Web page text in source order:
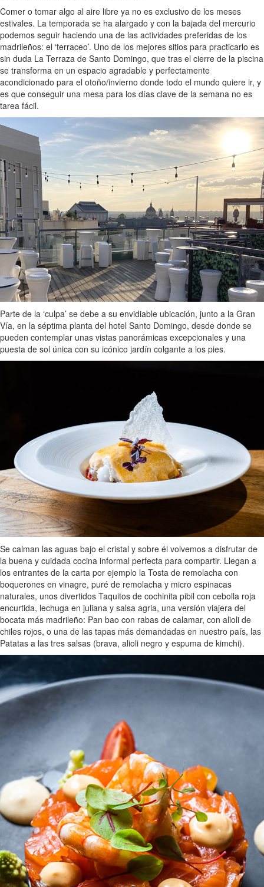
Comer o tomar algo al aire libre ya no es exclusivo de los meses
estivales. La temporada se ha alargado y con la bajada del mercurio
podemos seguir haciendo una de las actividades preferidas de los
madrileños: el ‘terraceo’. Uno de los mejores sitios para practicarlo es
sin duda La Terraza de Santo Domingo, que tras el cierre de la piscina
se transforma en un espacio agradable y perfectamente
acondicionado para el otoño/invierno donde todo el mundo quiere ir, y
es que conseguir una mesa para los días clave de la semana no es
tarea fácil.
Parte de la ‘culpa’ se debe a su envidiable ubicación, junto a la Gran
Vía, en la séptima planta del hotel Santo Domingo, desde donde se
pueden contemplar unas vistas panorámicas excepcionales y una
puesta de sol única con su icónico jardín colgante a los pies.
Se calman las aguas bajo el cristal y sobre él volvemos a disfrutar de
la buena y cuidada cocina informal perfecta para compartir. Llegan a
los entrantes de la carta por ejemplo la Tosta de remolacha con
boquerones en vinagre, puré de remolacha y micro espinacas
naturales, unos divertidos Taquitos de cochinita pibil con cebolla roja
encurtida, lechuga en juliana y salsa agria, una versión viajera del
bocata más madrileño: Pan bao con rabas de calamar, con alioli de
chiles rojos, o una de las tapas más demandadas en nuestro país, las
Patatas a las tres salsas (brava, alioli negro y espuma de kimchi).